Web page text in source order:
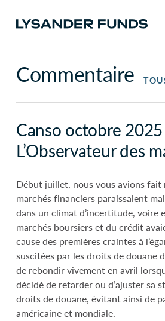
Commentaire
Canso octobre 2025
L’Observateur des
Début juillet, nous vous avions fait
marchés financiers paraissaient
dans un climat d’incertitude, voire
marchés boursiers et du crédit
cause des premières craintes à
suscitées par les droits de douane
de rebondir vivement en avril
décidé de retarder ou d’ajuster sa
droits de douane, évitant ainsi de
américaine et mondiale.